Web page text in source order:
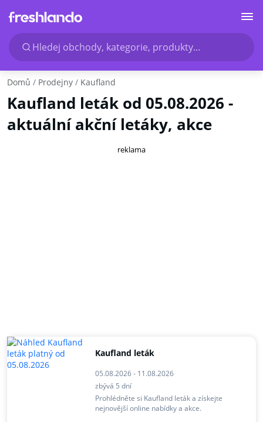
Hledej obchody, kategorie, produkty...
Domů Prodejny Kaufland
Kaufland leták od 05.08.2026 -
aktuální akční letáky, akce
reklama
Kaufland leták
05.08.2026 - 11.08.2026
zbývá 5 dní
Prohlédněte si Kaufland leták a získejte
nejnovější online nabídky a akce.